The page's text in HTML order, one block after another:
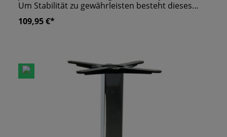
Um Stabilität zu gewährleisten besteht dieses
Gestell zum größten Teil aus Gusseisen, welches
mit verchromtem Stahl verblendet wurde. Die
Restaurant oder Ihrer Bar. Kombinieren Sie das
Gestell mit verschiedensten eckigen Tischplatten!
Wünschen und Ansprüchen Ihrer Gastronomie!
109,95 €*